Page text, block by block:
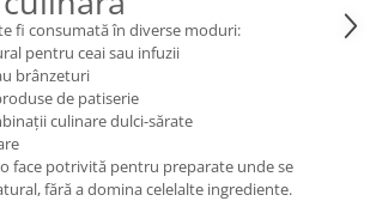
fi consumată în diverse moduri:
pentru ceai sau infuzii
brânzeturi
de patiserie
culinare dulci-sărate
face potrivită pentru preparate unde se
fără a domina celelalte ingrediente.